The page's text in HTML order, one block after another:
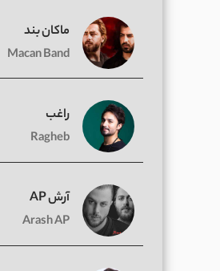
ماکان بند
Macan Band
راغب
Ragheb
آرش AP
Arash AP